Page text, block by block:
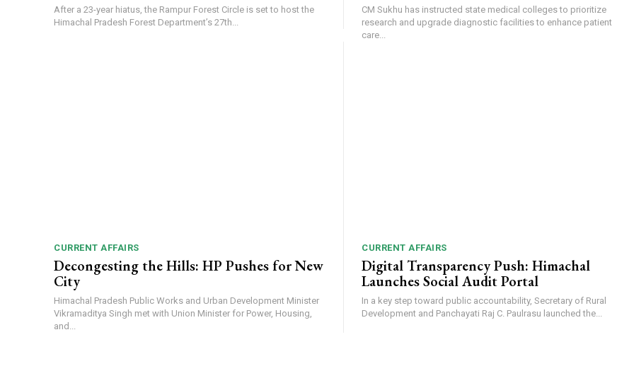
After a 23-year hiatus, the Rampur Forest Circle is set to host the
Himachal Pradesh Forest Department’s 27th...
CM Sukhu has instructed state medical colleges to prioritize
research and upgrade diagnostic facilities to enhance patient
care...
CURRENT AFFAIRS
Decongesting the Hills: HP Pushes for New
City
Himachal Pradesh Public Works and Urban Development Minister
Vikramaditya Singh met with Union Minister for Power, Housing,
and...
CURRENT AFFAIRS
Digital Transparency Push: Himachal
Launches Social Audit Portal
In a key step toward public accountability, Secretary of Rural
Development and Panchayati Raj C. Paulrasu launched the...